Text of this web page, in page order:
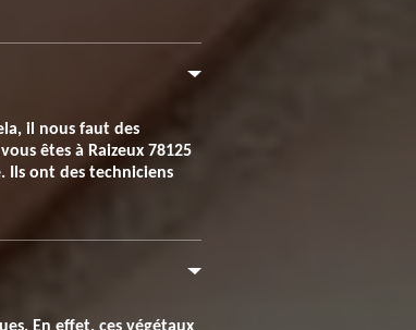
il nous faut des
êtes à Raizeux 78125
Ils ont des techniciens